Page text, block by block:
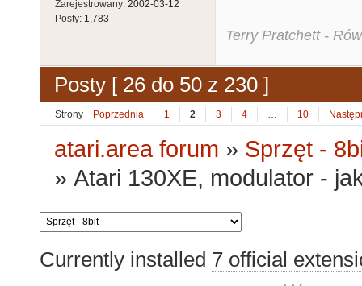
Zarejestrowany: 2002-03-12
Posty: 1,783
Terry Pratchett -
Posty [ 26 do 50 z 230 ]
Strony Poprzednia 1 2 3 4 10
atari.area forum » Sprzęt -
»Atari 130XE, modulator -
Currently installed 7 official